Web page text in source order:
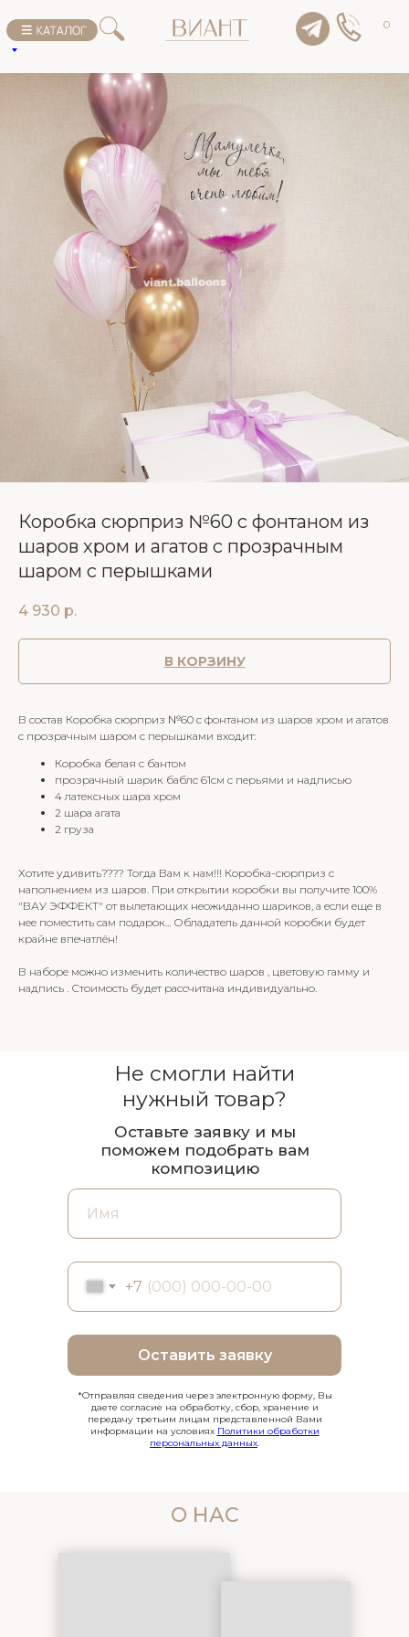
0
Коробка сюрприз №60 с фонтаном из
шаров хром и агатов с прозрачным
шаром с перышками
4 930 р.
В КОРЗИНУ
В состав Коробка сюрприз №60 с фонтаном из шаров хром и агатов
с прозрачным шаром с перышками входит:
Коробка белая с бантом
прозрачный шарик баблс 61см с перьями и надписью
4 латексных шара хром
2 шара агата
2 груза
Хотите удивить???? Тогда Вам к нам!!! Коробка-сюрприз с
наполнением из шаров. При открытии коробки вы получите 100%
"ВАУ ЭФФЕКТ" от вылетающих неожиданно шариков, а если еще в
нее поместить сам подарок... Обладатель данной коробки будет
крайне впечатлён!
В наборе можно изменить количество шаров , цветовую гамму и
надпись . Стоимость будет рассчитана индивидуально.
+7
Оставить заявку
Не смогли найти
нужный товар?
Оставьте заявку и мы
поможем подобрать вам
композицию
*Отправляя сведения через электронную форму, Вы
даете согласие на обработку, сбор, хранение и
передачу третьим лицам представленной Вами
информации на условиях Политики обработки
персональных данных.
О НАС